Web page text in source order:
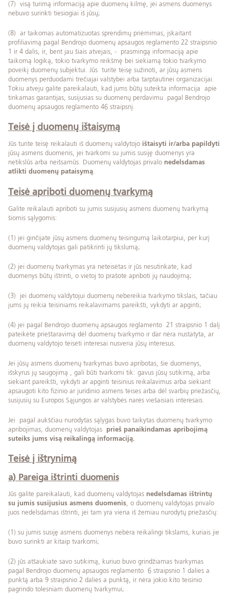
(7) visą turimą informaciją apie duomenų kilmę, jei asmens duomenys
nebuvo surinkti tiesiogiai iš jūsų;
(8) ar taikomas automatizuotas sprendimų priėmimas, įskaitant
profiliavimą pagal Bendrojo duomenų apsaugos reglamento 22 straipsnio
1 ir 4 dalis, ir, bent jau šiais atvejais, - prasmingą informaciją apie
taikomą logiką, tokio tvarkymo reikšmę bei siekiamą tokio tvarkymo
poveikį duomenų subjektui. Jūs turite teisę sužinoti, ar jūsų asmens
duomenys perduodami trečiajai valstybei arba tarptautinei organizacijai.
Tokiu atveju galite pareikalauti, kad jums būtų suteikta informacija apie
tinkamas garantijas, susijusias su duomenų perdavimu .pagal Bendrojo
duomenų apsaugos reglamento 46 straipsnį.
Teisė į duomenų ištaisymą
Jūs turite teisę reikalauti iš duomenų valdytojo ištaisyti ir/arba papildyti
jūsų asmens duomenis, jei tvarkomi su jumis susiję duomenys yra
netikslūs arba neišsamūs. Duomenų valdytojas privalo nedelsdamas
atlikti duomenų pataisymą.
Teisė apriboti duomenų tvarkymą
Galite reikalauti apriboti su jumis susijusių asmens duomenų tvarkymą
šiomis sąlygomis:
(1) jei ginčijate jūsų asmens duomenų teisingumą laikotarpiui, per kurį
duomenų valdytojas gali patikrinti jų tikslumą;
(2) jei duomenų tvarkymas yra neteisėtas ir jūs nesutinkate, kad
duomenys būtų ištrinti, o vietoj to prašote apriboti jų naudojimą;
(3) jei duomenų valdytojui duomenų nebereikia tvarkymo tikslais, tačiau
jums jų reikia teisiniams reikalavimams pareikšti, vykdyti ar apginti;
(4) jei pagal Bendrojo duomenų apsaugos reglamento 21 straipsnio 1 dalį
pateikėte prieštaravimą dėl duomenų tvarkymo ir dar nėra nustatyta, ar
duomenų valdytojo teisėti interesai nusveria jūsų interesus.
Jei jūsų asmens duomenų tvarkymas buvo apribotas, šie duomenys,
išskyrus jų saugojimą , gali būti tvarkomi tik: gavus jūsų sutikimą, arba
siekiant pareikšti, vykdyti ar apginti teisinius reikalavimus arba siekiant
apsaugoti kito fizinio ar juridinio asmens teises arba dėl svarbių priežasčių,
susijusių su Europos Sąjungos ar valstybės narės viešaisiais interesais.
Jei pagal aukščiau nurodytas sąlygas buvo taikytas duomenų tvarkymo
apribojimas, duomenų valdytojas
prieš panaikindamas apribojimą
suteiks jums visą reikalingą informaciją.
Teisė į ištrynimą
a) Pareiga ištrinti duomenis
Jūs galite pareikalauti, kad duomenų valdytojas nedelsdamas ištrintų
su jumis susijusius asmens duomenis, o duomenų valdytojas privalo
juos nedelsdamas ištrinti, jei tam yra viena iš žemiau nurodytų priežasčių:
(1) su jumis susiję asmens duomenys nebėra reikalingi tikslams, kuriais jie
buvo surinkti ar kitaip tvarkomi;
(2) jūs atšaukiate savo sutikimą, kuriuo buvo grindžiamas tvarkymas
pagal Bendrojo duomenų apsaugos reglamento 6 straipsnio 1 dalies a
punktą arba 9 straipsnio 2 dalies a punktą, ir nėra jokio kito teisinio
pagrindo tolesniam duomenų tvarkymui;